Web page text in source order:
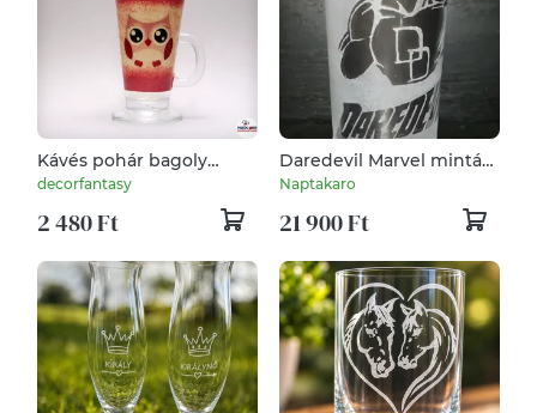
Kávés pohár bagoly
díszítéssel
decorfantasy
2 480 Ft
Daredevil Marvel mintás
üveg pohár
Naptakaro
21 900 Ft